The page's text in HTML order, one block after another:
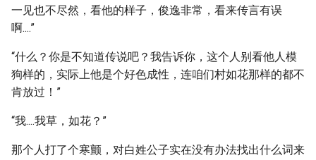
一见也不尽然，看他的样子，俊逸非常，看来传言有误
啊....”
“什么？你是不知道传说吧？我告诉你，这个人别看他人模
狗样的，实际上他是个好色成性，连咱们村如花那样的都不
肯放过！”
“我....我草，如花？”
那个人打了个寒颤，对白姓公子实在没有办法找出什么词来